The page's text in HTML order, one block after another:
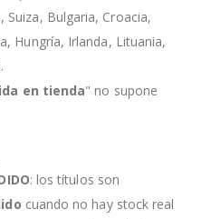
Suiza, Bulgaria, Croacia,
Hungría, Irlanda, Lituania,
en tienda" no supone
: los títulos son
cuando no hay stock real